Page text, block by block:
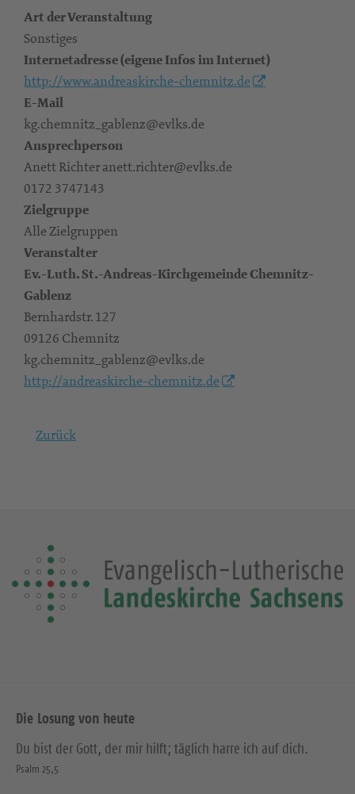
Art der Veranstaltung
Sonstiges
Internetadresse (eigene Infos im Internet)
http://www.andreaskirche-chemnitz.de
E-Mail
kg.chemnitz_gablenz@evlks.de
Ansprechperson
Anett Richter anett.richter@evlks.de
0172 3747143
Zielgruppe
Alle Zielgruppen
Veranstalter
Ev.-Luth. St.-Andreas-Kirchgemeinde Chemnitz-
Gablenz
Bernhardstr. 127
09126 Chemnitz
kg.chemnitz_gablenz@evlks.de
http://andreaskirche-chemnitz.de
Zurück
Die Losung von heute
Du bist der Gott, der mir hilft; täglich harre ich auf dich.
Psalm 25,5